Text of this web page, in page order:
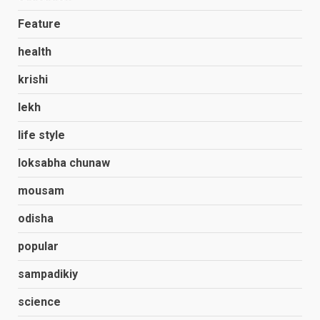
Feature
health
krishi
lekh
life style
loksabha chunaw
mousam
odisha
popular
sampadikiy
science